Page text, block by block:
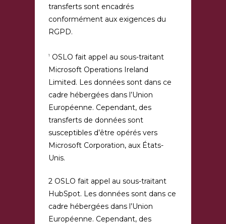
transferts sont encadrés
conformément aux exigences du
RGPD.
1
OSLO fait appel au sous-traitant
Microsoft Operations Ireland
Limited. Les données sont dans ce
cadre hébergées dans l’Union
Européenne. Cependant, des
transferts de données sont
susceptibles d’être opérés vers
Microsoft Corporation, aux États-
Unis.
2 OSLO fait appel au sous-traitant
HubSpot. Les données sont dans ce
cadre hébergées dans l’Union
Européenne. Cependant, des